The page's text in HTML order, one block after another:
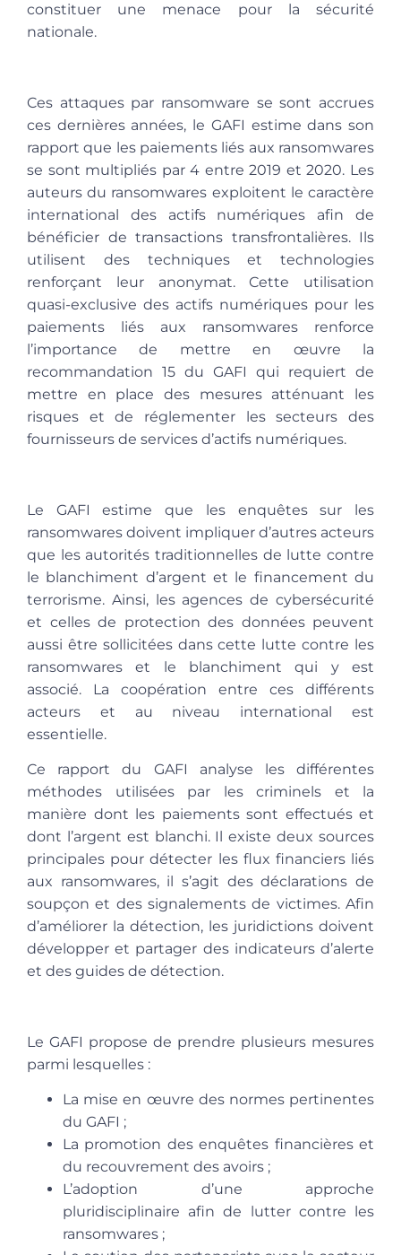
constituer une menace pour la sécurité
nationale.
Ces attaques par ransomware se sont accrues
ces dernières années, le GAFI estime dans son
rapport que les paiements liés aux ransomwares
se sont multipliés par 4 entre 2019 et 2020. Les
auteurs du ransomwares exploitent le caractère
international des actifs numériques afin de
bénéficier de transactions transfrontalières. Ils
utilisent des techniques et technologies
renforçant leur anonymat. Cette utilisation
quasi-exclusive des actifs numériques pour les
paiements liés aux ransomwares renforce
l’importance de mettre en œuvre la
recommandation 15 du GAFI qui requiert de
mettre en place des mesures atténuant les
risques et de réglementer les secteurs des
fournisseurs de services d’actifs numériques.
Le GAFI estime que les enquêtes sur les
ransomwares doivent impliquer d’autres acteurs
que les autorités traditionnelles de lutte contre
le blanchiment d’argent et le financement du
terrorisme. Ainsi, les agences de cybersécurité
et celles de protection des données peuvent
aussi être sollicitées dans cette lutte contre les
ransomwares et le blanchiment qui y est
associé. La coopération entre ces différents
acteurs et au niveau international est
essentielle.
Ce rapport du GAFI analyse les différentes
méthodes utilisées par les criminels et la
manière dont les paiements sont effectués et
dont l’argent est blanchi. Il existe deux sources
principales pour détecter les flux financiers liés
aux ransomwares, il s’agit des déclarations de
soupçon et des signalements de victimes. Afin
d’améliorer la détection, les juridictions doivent
développer et partager des indicateurs d’alerte
et des guides de détection.
Le GAFI propose de prendre plusieurs mesures
parmi lesquelles :
La mise en œuvre des normes pertinentes
du GAFI ;
La promotion des enquêtes financières et
du recouvrement des avoirs ;
L’adoption d’une approche
pluridisciplinaire afin de lutter contre les
ransomwares ;